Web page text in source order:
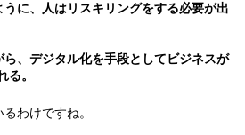
に、人はリスキリングをする必要が出
ら、デジタル化を手段としてビジネスが
る。
わけですね。